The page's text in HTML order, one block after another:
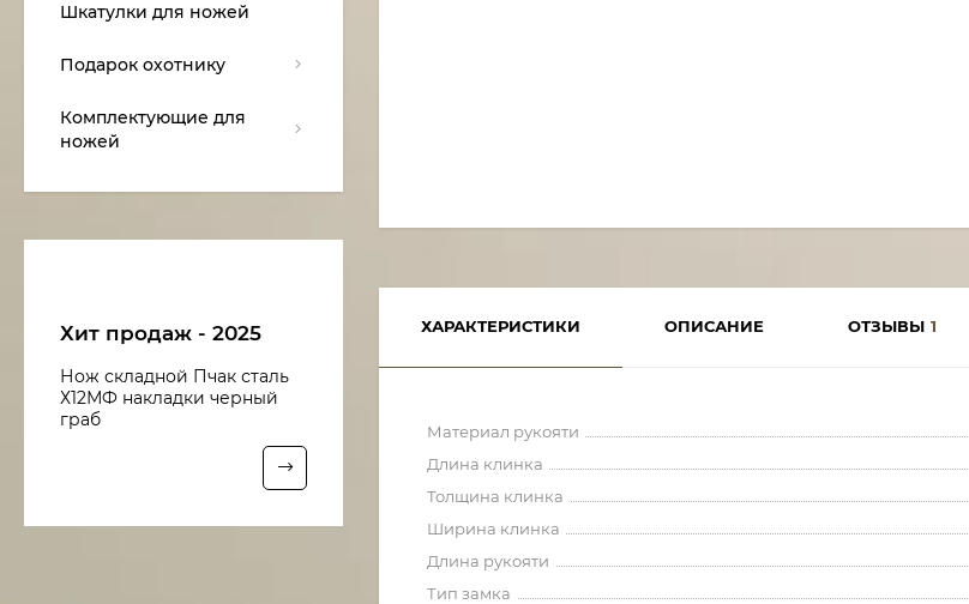
ХАРАКТЕРИСТИКИ ОПИСАНИЕ ОТЗЫВЫ 1
Материал рукояти
Длина клинка
Толщина клинка
Ширина клинка
Длина рукояти
Тип замка
Шкатулки для ножей
Подарок охотнику
Комплектующие для
ножей
Хит продаж - 2025
Нож складной Пчак сталь
Х12МФ накладки черный
граб